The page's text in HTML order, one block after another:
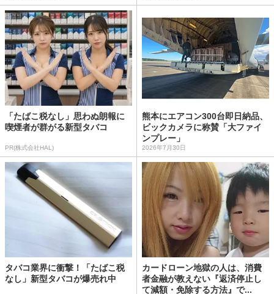
「たばこ税なし」思わぬ朗報に
喫煙者が群がる新型タバコ
PR(株式会社HAL)
熊本にエアコン300台即日納品、
ビックカメラに称賛「大ファイ
ンプレー」
2026年7月30日
タバコ業界に衝撃！「たばこ税
なし」新型タバコが爆売れ中
カードローン地獄の人は、消費
者金融が教えない『返済停止し
て減額・免除する方法』で...